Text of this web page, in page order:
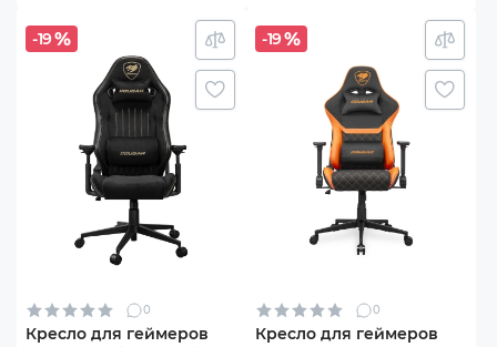
-19
0
Кресло для геймеров
-19
0
Кресло для геймеров